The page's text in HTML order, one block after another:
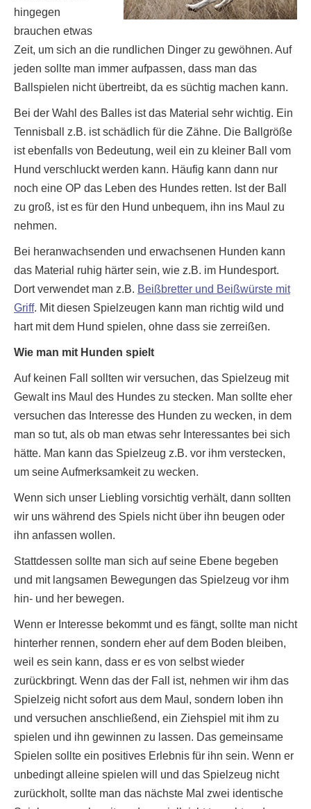
hingegen
brauchen etwas
Zeit, um sich an die rundlichen Dinger zu gewöhnen. Auf
jeden sollte man immer aufpassen, dass man das
Ballspielen nicht übertreibt, da es süchtig machen kann.
Bei der Wahl des Balles ist das Material sehr wichtig. Ein
Tennisball z.B. ist schädlich für die Zähne. Die Ballgröße
ist ebenfalls von Bedeutung, weil ein zu kleiner Ball vom
Hund verschluckt werden kann. Häufig kann dann nur
noch eine OP das Leben des Hundes retten. Ist der Ball
zu groß, ist es für den Hund unbequem, ihn ins Maul zu
nehmen.
Bei heranwachsenden und erwachsenen Hunden kann
das Material ruhig härter sein, wie z.B. im Hundesport.
Dort verwendet man z.B. Beißbretter und Beißwürste mit
Griff. Mit diesen Spielzeugen kann man richtig wild und
hart mit dem Hund spielen, ohne dass sie zerreißen.
Wie man mit Hunden spielt
Auf keinen Fall sollten wir versuchen, das Spielzeug mit
Gewalt ins Maul des Hundes zu stecken. Man sollte eher
versuchen das Interesse des Hunden zu wecken, in dem
man so tut, als ob man etwas sehr Interessantes bei sich
hätte. Man kann das Spielzeug z.B. vor ihm verstecken,
um seine Aufmerksamkeit zu wecken.
Wenn sich unser Liebling vorsichtig verhält, dann sollten
wir uns während des Spiels nicht über ihn beugen oder
ihn anfassen wollen.
Stattdessen sollte man sich auf seine Ebene begeben
und mit langsamen Bewegungen das Spielzeug vor ihm
hin- und her bewegen.
Wenn er Interesse bekommt und es fängt, sollte man nicht
hinterher rennen, sondern eher auf dem Boden bleiben,
weil es sein kann, dass er es von selbst wieder
zurückbringt. Wenn das der Fall ist, nehmen wir ihm das
Spielzeig nicht sofort aus dem Maul, sondern loben ihn
und versuchen anschließend, ein Ziehspiel mit ihm zu
spielen und ihn gewinnen zu lassen. Das gemeinsame
Spielen sollte ein positives Erlebnis für ihn sein. Wenn er
unbedingt alleine spielen will und das Spielzeug nicht
zurückholt, sollte man das nächste Mal zwei identische